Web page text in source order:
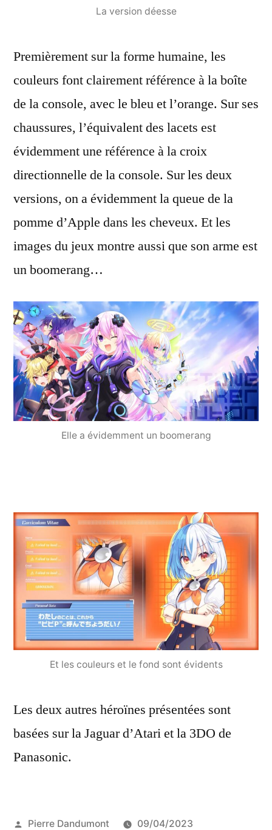
La version déesse
Premièrement sur la forme humaine, les
couleurs font clairement référence à la boîte
de la console, avec le bleu et l’orange. Sur ses
chaussures, l’équivalent des lacets est
évidemment une référence à la croix
directionnelle de la console. Sur les deux
versions, on a évidemment la queue de la
pomme d’Apple dans les cheveux. Et les
images du jeux montre aussi que son arme est
un boomerang…
Elle a évidemment un boomerang
Et les couleurs et le fond sont évidents
Les deux autres héroïnes présentées sont
basées sur la Jaguar d’Atari et la 3DO de
Panasonic.
Publié
Pierre Dandumont
09/04/2023